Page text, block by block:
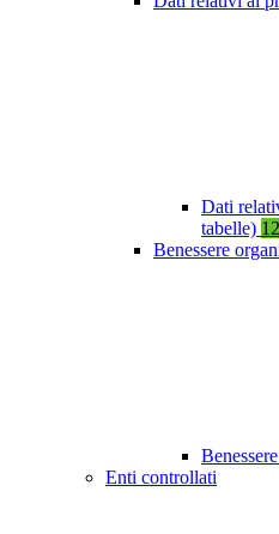
Dati
tabelle) 12
Benessere
Enti controllati